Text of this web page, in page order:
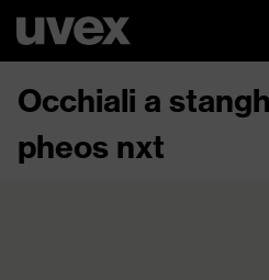
Occhiali a
pheos nxt